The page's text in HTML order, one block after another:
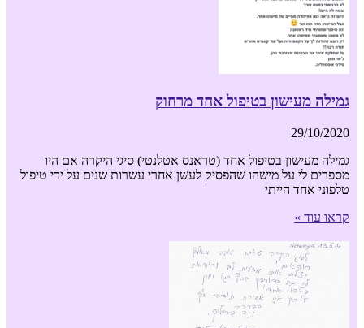
גמילה מעישון בטיפול אחד מרחוק
29/10/2020
גמילה מעישון בטיפול אחד (טראנס אטלנטי) סיגי היקרה אם היו
מספרים לי על מישהו שהפסיק לעשן אחרי עשרות שנים על ידי טיפול
טלפוני אחד הייתי
קראו עוד »